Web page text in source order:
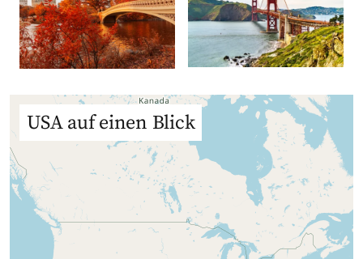
USA auf einen Blick